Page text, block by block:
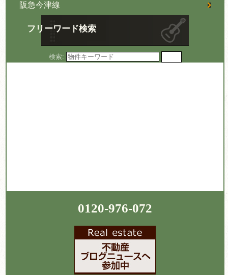
阪急今津線
フリーワード検索
検索:
0120-976-072